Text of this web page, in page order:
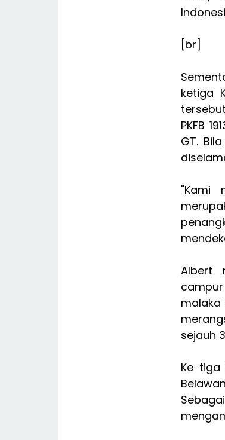
[br]
ketiga
PKFB
GT.
"Kami
Albert
malaka
sejauh
Ke tiga